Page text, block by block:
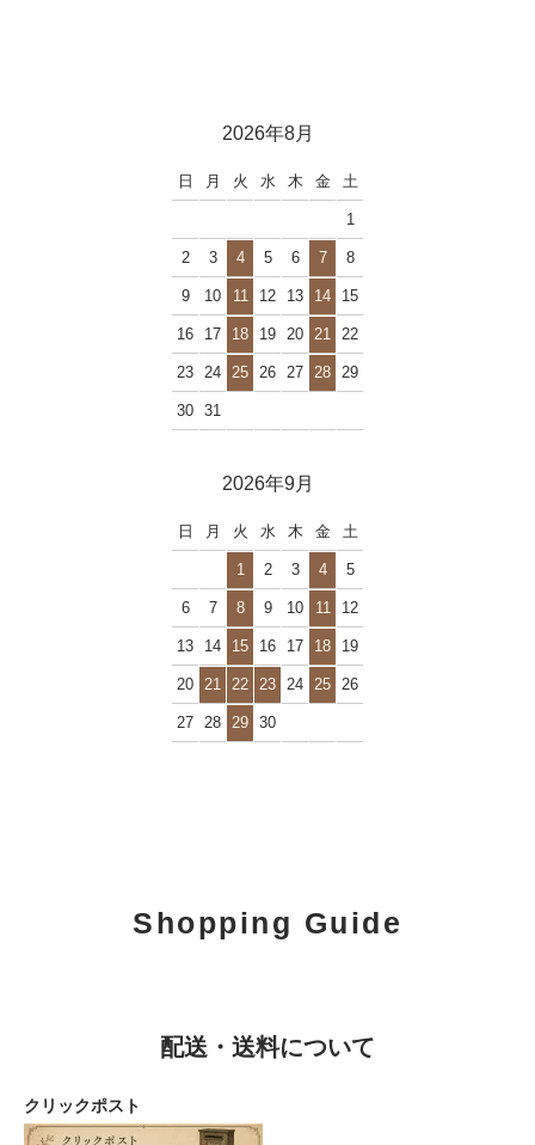
2026年8月
日 月 火 水 木 金 土
1
2 3 4 5 6 7 8
9 10 11 12 13 14 15
16 17 18 19 20 21 22
23 24 25 26 27 28 29
30 31
2026年9月
日 月 火 水 木 金 土
1 2 3 4 5
6 7 8 9 10 11 12
13 14 15 16 17 18 19
20 21 22 23 24 25 26
27 28 29 30
Shopping Guide
配送・送料について
クリックポスト